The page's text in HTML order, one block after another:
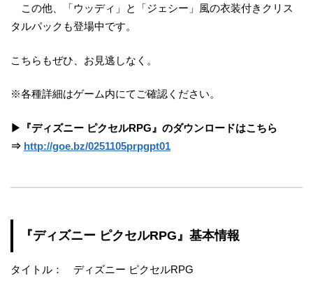
この他、「ウッディ」と「ジェシー」風の衣装付きクリス
タルパックも登場中です。
こちらもぜひ、お見逃しなく。
※各種詳細はゲーム内にてご確認ください。
▶『ディズニー ピクセルRPG』のダウンロードはこちら
⇒ http://goe.bz/0251105prpgpt01
『ディズニー ピクセルRPG』基本情報
タイトル： ディズニー ピクセルRPG